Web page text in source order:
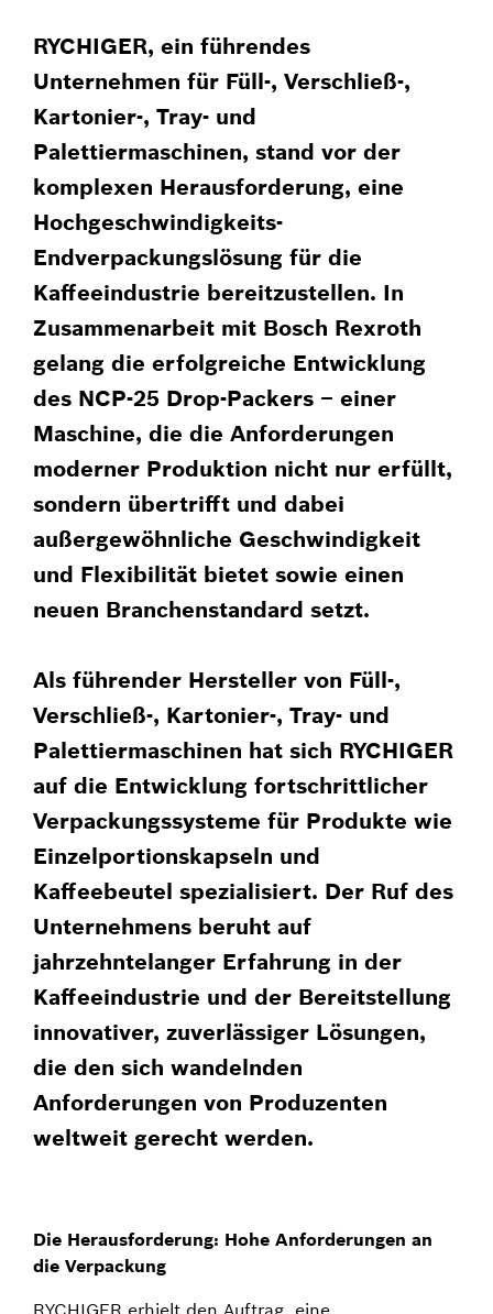
RYCHIGER, ein führendes
Unternehmen für Füll-, Verschließ-,
Kartonier-, Tray- und
Palettiermaschinen, stand vor der
komplexen Herausforderung, eine
Hochgeschwindigkeits-
Endverpackungslösung für die
Kaffeeindustrie bereitzustellen. In
Zusammenarbeit mit Bosch Rexroth
gelang die erfolgreiche Entwicklung
des NCP-25 Drop-Packers – einer
Maschine, die die Anforderungen
moderner Produktion nicht nur erfüllt,
sondern übertrifft und dabei
außergewöhnliche Geschwindigkeit
und Flexibilität bietet sowie einen
neuen Branchenstandard setzt.
Als führender Hersteller von Füll-,
Verschließ-, Kartonier-, Tray- und
Palettiermaschinen hat sich RYCHIGER
auf die Entwicklung fortschrittlicher
Verpackungssysteme für Produkte wie
Einzelportionskapseln und
Kaffeebeutel spezialisiert. Der Ruf des
Unternehmens beruht auf
jahrzehntelanger Erfahrung in der
Kaffeeindustrie und der Bereitstellung
innovativer, zuverlässiger Lösungen,
die den sich wandelnden
Anforderungen von Produzenten
weltweit gerecht werden.
Die Herausforderung: Hohe Anforderungen an
die Verpackung
RYCHIGER erhielt den Auftrag, eine